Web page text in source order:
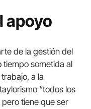
apoyo
de la gestión del
tiempo sometida al
a la
“todos los
tiene que ser